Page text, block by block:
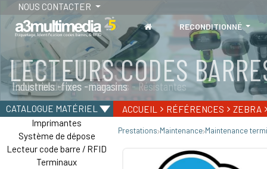
NOUS CONTACTER
RECONDITIONNÉ
TABLETTES
Tablettes durcies - étanches - Résistantes
CATALOGUE MATÉRIEL
Imprimantes
Système de dépose
Lecteur code barre / RFID
Terminaux
ACCUEIL RÉFÉRENCES ZEBRA
Prestations Maintenance Maintenance